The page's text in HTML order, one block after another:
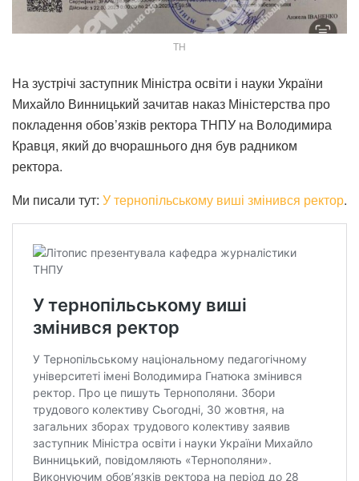
ТН
На зустрічі заступник Міністра освіти і науки України
Михайло Винницький зачитав наказ Міністерства про
покладення обов’язків ректора ТНПУ на Володимира
Кравця, який до вчорашнього дня був радником
ректора.
Ми писали тут: У тернопільському виші змінився ректор.